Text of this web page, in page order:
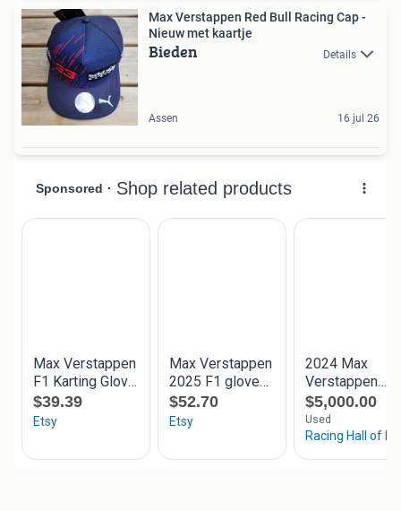
Max Verstappen Red Bull Racing Cap -
Nieuw met kaartje
Bieden Details
Assen 16 jul 26